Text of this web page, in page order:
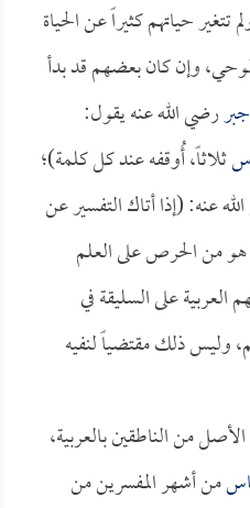
تتغير حياتهم كثيراً عن الحياة
وإن كان بعضهم قد بدأ
رضي الله عنه يقول:
ثلاثاً، أُوقفه عند كل كلمة)؛
عنه: (إذا أتاك التفسير عن
من الحرص على العلم
العربية على السليقة في
وليس ذلك مقتضياً لنفيه
من الناطقين بالعربية،
من أشهر المفسرين من